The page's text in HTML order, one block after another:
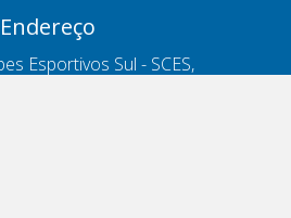
Endereço
Esportivos Sul - SCES,